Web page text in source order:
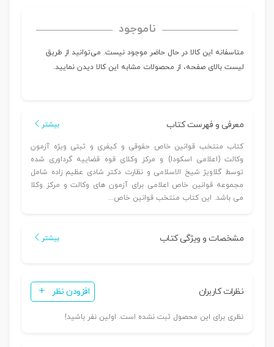
ناموجود
متاسفانه این کالا در حال حاضر موجود نیست. می‌توانید از طریق
لیست بالای صفحه، از محصولات مشابه این کالا دیدن نمایید.
معرفی و فهرست کتاب بیشتر
کتاب منتخب قوانین خاص حقوقی و کیفری و ثبتی ویژه آزمون
وکالت (اعلامی اسکودا) و مرکز وکلای قوه قضاییه گرداوری شده
توسط گلاویژ شیخ الاسلامی و نظارت دکتر شادی عظیم زاده شامل
مجموعه قوانین خاص اعلامی برای آزمون های وکالت و مرکز وکلا
می باشد. این کتاب منتخب قوانین خاص...
مشخصات و ویژگی کتاب بیشتر
نظرات کاربران افزودن نظر
نظری برای این محصول ثبت نشده است. اولین نفر باشید!